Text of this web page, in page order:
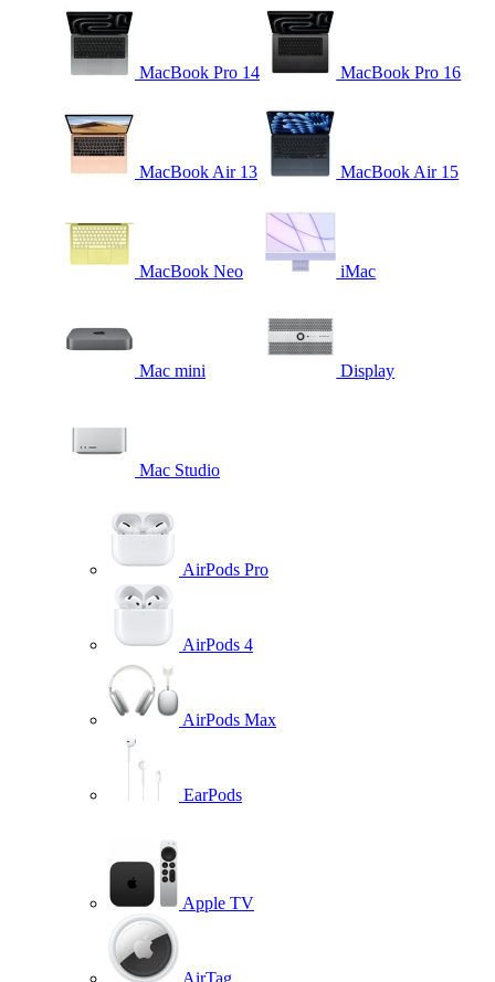
MacBook Pro 14 MacBook Pro 16
MacBook Air 13 MacBook Air 15
MacBook Neo iMac
Mac mini Display
Mac Studio
AirPods Pro
AirPods 4
AirPods Max
EarPods
Apple TV